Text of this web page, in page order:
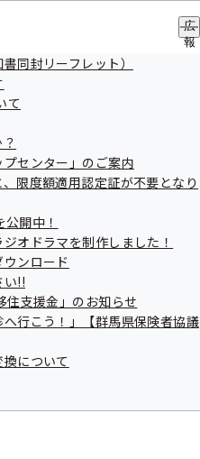
広
報
同封リーフレット）
て
プセンター」のご案内
限度額適用認定証が不要となり
開中！
オドラマを制作しました！
ウンロード
い!!
住支援金」のお知らせ
行こう！」【群馬県保険者協議
について
は、会議冒頭のみ可能で
）群馬支部 企画総務グルー
イダンス④）